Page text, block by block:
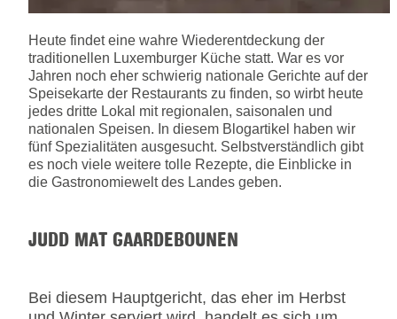
Heute findet eine wahre Wiederentdeckung der
traditionellen Luxemburger Küche statt. War es vor
Jahren noch eher schwierig nationale Gerichte auf der
Speisekarte der Restaurants zu finden, so wirbt heute
jedes dritte Lokal mit regionalen, saisonalen und
nationalen Speisen. In diesem Blogartikel haben wir
fünf Spezialitäten ausgesucht. Selbstverständlich gibt
es noch viele weitere tolle Rezepte, die Einblicke in
die Gastronomiewelt des Landes geben.
JUDD MAT GAARDEBOUNEN
Bei diesem Hauptgericht, das eher im Herbst